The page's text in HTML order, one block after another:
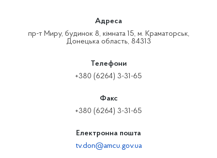
Адреса
пр-т Миру, будинок 8, кімната 15, м. Краматорськ,
Донецька область, 84313
Телефони
+380 (6264) 3-31-65
Факс
+380 (6264) 3-31-65
Електронна пошта
tv.don@amcu.gov.ua